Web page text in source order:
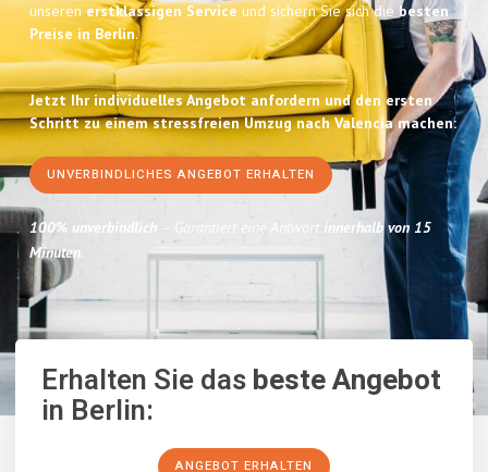
unserenerstklassigen Serviceund sichern Sie sich diebesten
Preise in Berlin.
Jetzt Ihr individuelles Angebot anfordern und den ersten
Schritt zu einem stressfreien Umzug nach Valencia machen:
UNVERBINDLICHES ANGEBOT ERHALTEN
100% unverbindlich – Garantiert eine Antwort innerhalb von 15
Minuten.
Erhalten Sie dasbeste Angebot
in Berlin:
ANGEBOT ERHALTEN